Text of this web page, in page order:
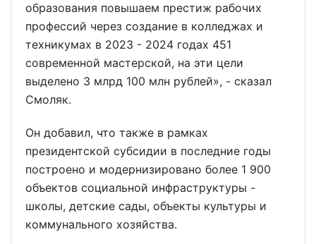
образования повышаем престиж рабочих
профессий через создание в колледжах и
техникумах в 2023 - 2024 годах 451
современной мастерской, на эти цели
выделено 3 млрд 100 млн рублей», - сказал
Смоляк.
Он добавил, что также в рамках
президентской субсидии в последние годы
построено и модернизировано более 1 900
объектов социальной инфраструктуры -
школы, детские сады, объекты культуры и
коммунального хозяйства.